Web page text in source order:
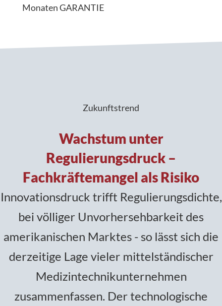
Monaten GARANTIE
Zukunftstrend
Wachstum unter
Regulierungsdruck –
Fachkräftemangel als Risiko
Innovationsdruck trifft Regulierungsdichte,
bei völliger Unvorhersehbarkeit des
amerikanischen Marktes - so lässt sich die
derzeitige Lage vieler mittelständischer
Medizintechnikunternehmen
zusammenfassen. Der technologische